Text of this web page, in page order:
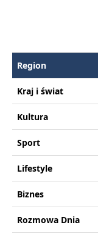
Region
Kraj i świat
Kultura
Sport
Lifestyle
Biznes
Rozmowa Dnia